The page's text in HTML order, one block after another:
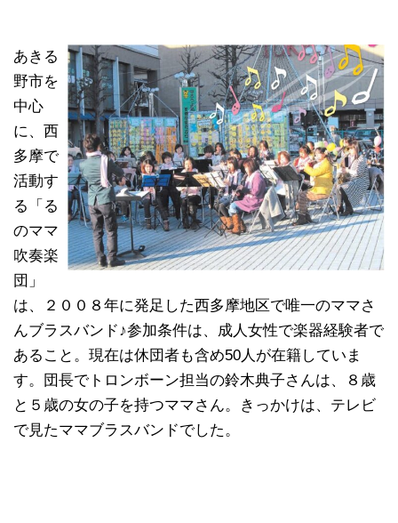
あきる
野市を
中心
に、西
多摩で
活動す
る「る
のママ
吹奏楽
団」
は、２００８年に発足した西多摩地区で唯一のママさ
んブラスバンド♪参加条件は、成人女性で楽器経験者で
あること。現在は休団者も含め50人が在籍していま
す。団長でトロンボーン担当の鈴木典子さんは、８歳
と５歳の女の子を持つママさん。きっかけは、テレビ
で見たママブラスバンドでした。